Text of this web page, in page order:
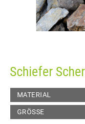
Schiefer
MATERIAL
GRÖSSE